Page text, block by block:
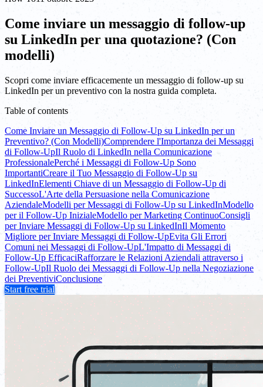
Come inviare un messaggio di follow-up
su LinkedIn per una quotazione? (Con
modelli)
Scopri come inviare efficacemente un messaggio di follow-up su
LinkedIn per un preventivo con la nostra guida completa.
Table of contents
Come Inviare un Messaggio di Follow-Up su LinkedIn per un
Preventivo? (Con Modelli)Comprendere l'Importanza dei Messaggi
di Follow-UpIl Ruolo di LinkedIn nella Comunicazione
ProfessionalePerché i Messaggi di Follow-Up Sono
ImportantiCreare il Tuo Messaggio di Follow-Up su
LinkedInElementi Chiave di un Messaggio di Follow-Up di
SuccessoL'Arte della Persuasione nella Comunicazione
AziendaleModelli per Messaggi di Follow-Up su LinkedInModello
per il Follow-Up InizialeModello per Marketing ContinuoConsigli
per Inviare Messaggi di Follow-Up su LinkedInIl Momento
Migliore per Inviare Messaggi di Follow-UpEvita Gli Errori
Comuni nei Messaggi di Follow-UpL'Impatto di Messaggi di
Follow-Up EfficaciRafforzare le Relazioni Aziendali attraverso i
Follow-UpIl Ruolo dei Messaggi di Follow-Up nella Negoziazione
dei PreventiviConclusione
Start free trial